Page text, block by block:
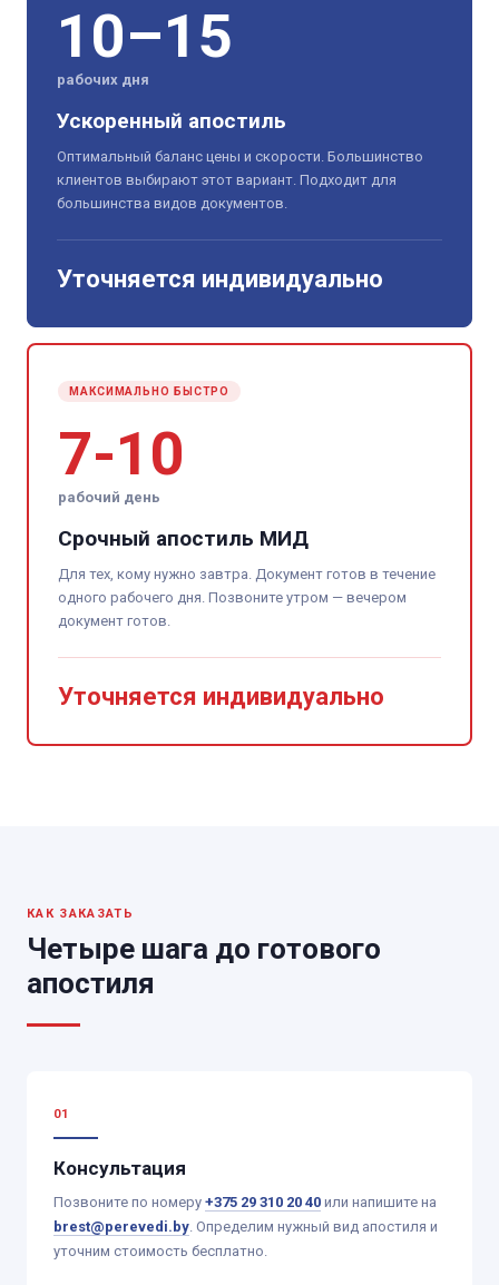
10–15
рабочих дня
Ускоренный апостиль
Оптимальный баланс цены и скорости. Большинство
клиентов выбирают этот вариант. Подходит для
большинства видов документов.
Уточняется индивидуально
МАКСИМАЛЬНО БЫСТРО
7-10
рабочий день
Срочный апостиль МИД
Для тех, кому нужно завтра. Документ готов в течение
одного рабочего дня. Позвоните утром — вечером
документ готов.
Уточняется индивидуально
КАК ЗАКАЗАТЬ
Четыре шага до готового
апостиля
Консультация
Позвоните по номеру +375 29 310 20 40 или напишите на
brest@perevedi.by. Определим нужный вид апостиля и
уточним стоимость бесплатно.